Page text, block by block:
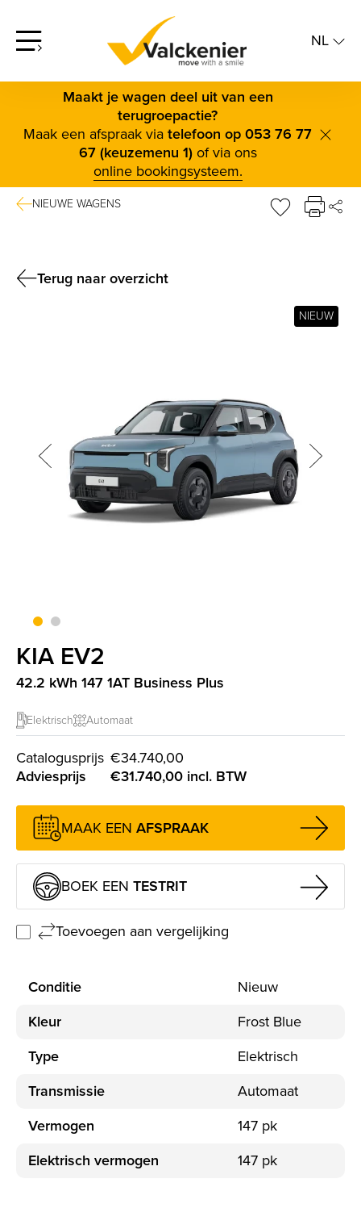
screenreader.open offcanvas menu
NL
Maakt je wagen deel uit van een
terugroepactie?
Maak een afspraak viatelefoon op 053 76 77
67 (keuzemenu 1)of via ons
online bookingsysteem.
NIEUWE WAGENS
Terug naar overzicht
NIEUW
KIA EV2
42.2 kWh 147 1AT Business Plus
Elektrisch Automaat
Catalogusprijs €34.740,00
Adviesprijs
€31.740,00 incl. BTW
financiering
MAAK EEN AFSPRAAK
BOEK EEN TESTRIT
Toevoegen aan vergelijking
Conditie
Nieuw
Kleur
Frost Blue
Type
Elektrisch
Transmissie
Automaat
Vermogen
147 pk
Elektrisch vermogen
147 pk